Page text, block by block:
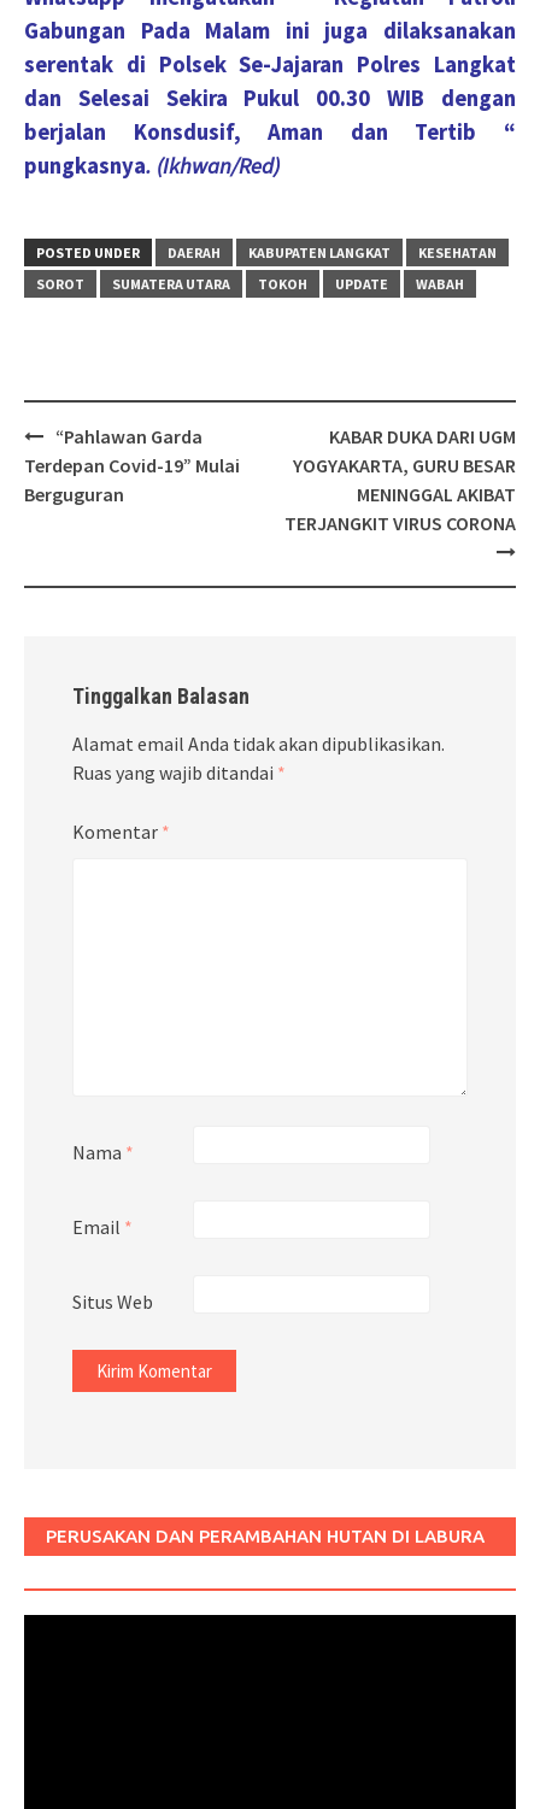
Gabungan Pada Malam ini juga dilaksanakan
serentak di Polsek Se-Jajaran Polres Langkat
dan Selesai Sekira Pukul 00.30 WIB dengan
berjalan Konsdusif, Aman dan Tertib “
pungkasnya. (Ikhwan/Red)
POSTED UNDER DAERAH KABUPATEN LANGKAT
KESEHATAN
SOROT
SUMATERA UTARA TOKOH UPDATE WABAH
Post
navigation
“Pahlawan Garda
Terdepan Covid-19” Mulai
Berguguran
KABAR DUKA DARI UGM
YOGYAKARTA, GURU BESAR
MENINGGAL AKIBAT
TERJANGKIT VIRUS CORONA
Tinggalkan Balasan
Alamat email Anda tidak akan dipublikasikan.
Ruas yang wajib ditandai *
Komentar *
Nama *
Email *
Situs Web
PERUSAKAN DAN PERAMBAHAN HUTAN DI LABURA